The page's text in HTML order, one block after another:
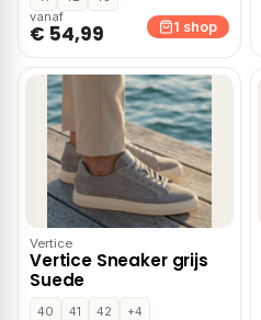
vanaf
€ 54,99 1 shop
Vertice
Vertice Sneaker grijs
Suede
40 41 42
+4